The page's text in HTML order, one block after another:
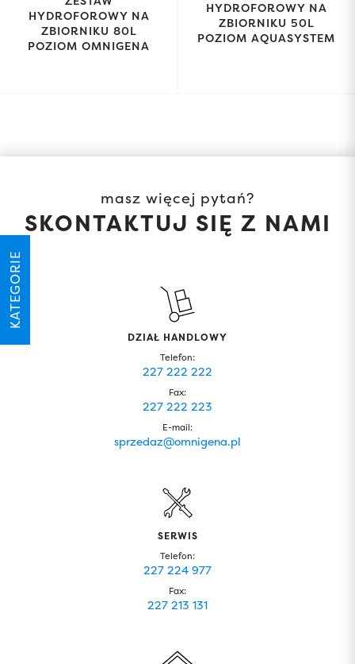
KATEGORIE
HYDROFOROWY NA
ZBIORNIKU 80L
POZIOM OMNIGENA
HYDROFOROWY NA
ZBIORNIKU 50L
POZIOM AQUASYSTEM
masz więcej pytań?
SKONTAKTUJ SIĘ Z NAMI
DZIAŁ HANDLOWY
Telefon:
227 222 222
Fax:
227 222 223
E-mail:
sprzedaz@omnigena.pl
SERWIS
Telefon:
227 224 977
Fax:
227 213 131